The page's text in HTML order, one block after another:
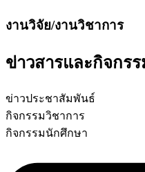
งานวิจัย/งานวิชาการ
ข่าวสารและกิจกรร
ข่าวประชาสัมพันธ์
กิจกรรมวิชาการ
กิจกรรมนักศึกษา